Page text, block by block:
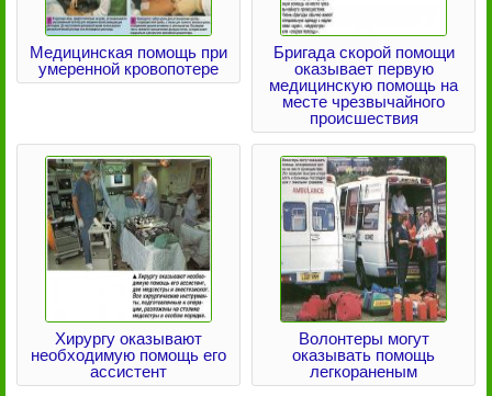
Медицинская помощь при
умеренной кровопотере
Бригада скорой помощи
оказывает первую
медицинскую помощь на
месте чрезвычайного
происшествия
Хирургу оказывают
необходимую помощь его
ассистент
Волонтеры могут
оказывать помощь
легкораненым